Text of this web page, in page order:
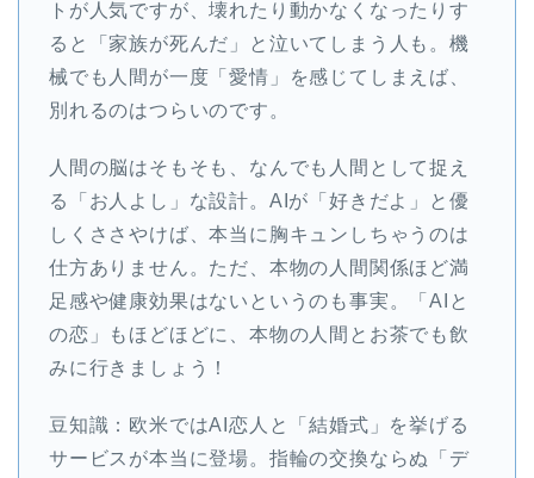
トが人気ですが、壊れたり動かなくなったりす
ると「家族が死んだ」と泣いてしまう人も。機
械でも人間が一度「愛情」を感じてしまえば、
別れるのはつらいのです。
人間の脳はそもそも、なんでも人間として捉え
る「お人よし」な設計。AIが「好きだよ」と優
しくささやけば、本当に胸キュンしちゃうのは
仕方ありません。ただ、本物の人間関係ほど満
足感や健康効果はないというのも事実。「AIと
の恋」もほどほどに、本物の人間とお茶でも飲
みに行きましょう！
豆知識：欧米ではAI恋人と「結婚式」を挙げる
サービスが本当に登場。指輪の交換ならぬ「デ